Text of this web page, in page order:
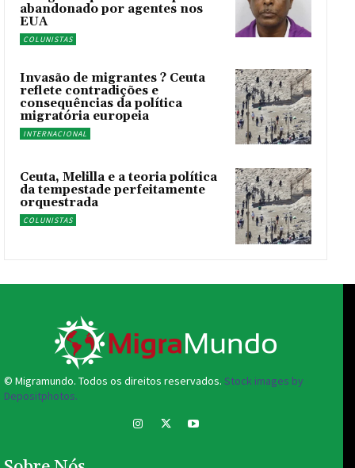
abandonado por agentes nos
EUA
COLUNISTAS
Invasão de migrantes ? Ceuta
reflete contradições e
consequências da política
migratória europeia
INTERNACIONAL
Ceuta, Melilla e a teoria política
da tempestade perfeitamente
orquestrada
COLUNISTAS
© Migramundo. Todos os direitos reservados. Stock images by
Depositphotos.